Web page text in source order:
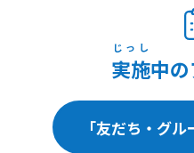
実施
じっし
中
「友だち・グ